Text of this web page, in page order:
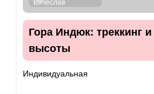
Гора Индюк: треккинг
высоты
Индивидуальная